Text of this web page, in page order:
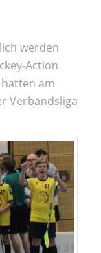
werden
Action
hatten am
Verbandsliga